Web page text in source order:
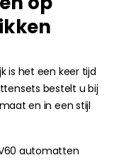
is het een keer tijd
bestelt u bij
en in een stijl
automatten